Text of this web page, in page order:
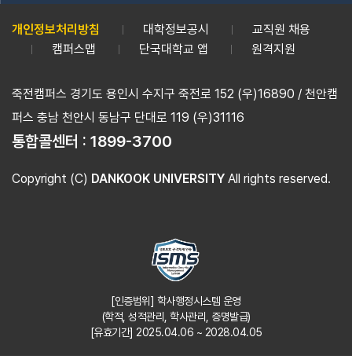
개인정보처리방침 대학정보공시
교직원 채용
캠퍼스맵
단국대학교 앱 원격지원
죽전캠퍼스 경기도 용인시 수지구 죽전로 152 (우)16890 / 천안캠
퍼스 충남 천안시 동남구 단대로 119 (우)31116
통합콜센터 : 1899-3700
Copyright (C) DANKOOK UNIVERSITY All rights reserved.
[인증범위] 학사행정시스템 운영
(학적, 성적관리, 학사관리, 증명발급)
[유효기간] 2025.04.06 ~ 2028.04.05